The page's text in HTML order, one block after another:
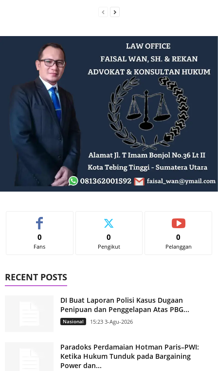
0
Fans
0
Pengikut
0
Pelanggan
RECENT POSTS
DI Buat Laporan Polisi Kasus Dugaan
Penipuan dan Penggelapan Atas PBG...
Nasional 15:23 3-Agu-2026
Paradoks Perdamaian Hotman Paris–PWI:
Ketika Hukum Tunduk pada Bargaining
Power dan...